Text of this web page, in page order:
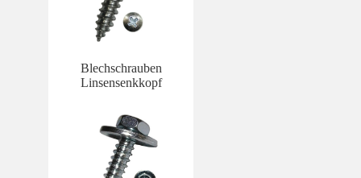
Blechschrauben
Linsensenkkopf